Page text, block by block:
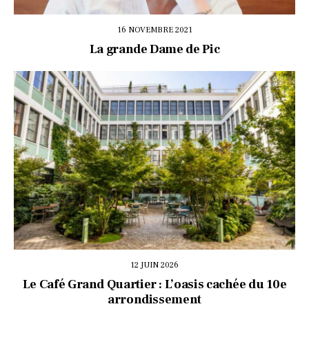
16 NOVEMBRE 2021
La grande Dame de Pic
12 JUIN 2026
Le Café Grand Quartier : L’oasis cachée du 10e
arrondissement